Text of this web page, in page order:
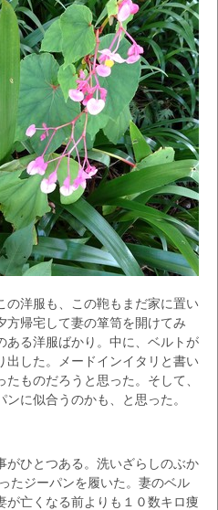
の洋服も、この鞄もまだ家に置い
方帰宅して妻の箪笥を開けてみ
ある洋服ばかり。中に、ベルトが
出した。メードインイタリと書い
ものだろうと思った。そして、
に似合うのかも、と思った。
ひとつある。洗いざらしのぶか
たジーパンを履いた。妻のベル
が亡くなる前よりも１０数キロ痩